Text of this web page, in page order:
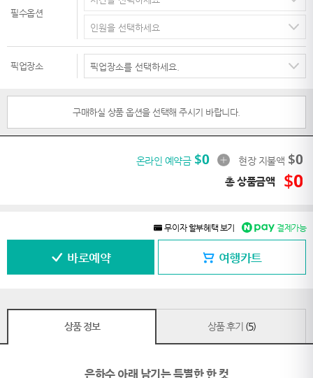
필수옵션
픽업장소
구매하실 상품 옵션을 선택해 주시기 바랍니다.
온라인 예약금 $0 현장 지불액 $0
총 상품금액 $0
무이자 할부혜택 보기 결제가능
바로예약 여행카트
상품 정보 상품 후기 (5)